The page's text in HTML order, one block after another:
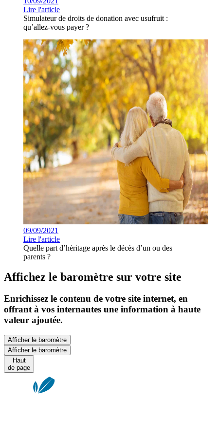
Lire l'article
Simulateur de droits de donation avec usufruit :
qu’allez-vous payer ?
09/09/2021
Lire l'article
Quelle part d’héritage après le décès d’un ou des
parents ?
Affichez le baromètre sur votre site
Enrichissez le contenu de votre site internet, en
offrant à vos internautes une information à haute
valeur ajoutée.
Afficher le baromètre
Afficher le baromètre
Haut
de page